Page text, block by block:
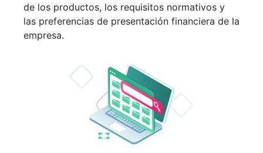
de los productos, los requisitos normativos y
las preferencias de presentación financiera de la
empresa.